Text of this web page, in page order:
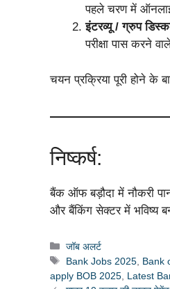
पहले चरण में
इंटरव्यू / ग्रुप
परीक्षा पास करने
चयन प्रक्रिया पूरी होने के
निष्कर्ष:
बैंक ऑफ बड़ौदा में नौकरी
और बैंकिंग सेक्टर में भविष्य
Categories
जॉब अलर्ट
Tags
Bank Jobs 2025 Bank
apply BOB 2025 Latest